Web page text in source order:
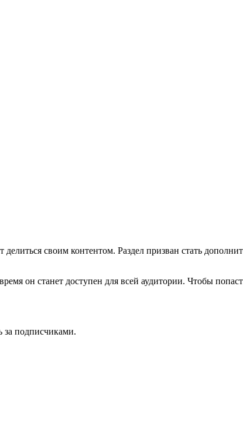
своим контентом. Раздел призван стать
он станет доступен для всей аудитории. Чтобы
за подписчиками.